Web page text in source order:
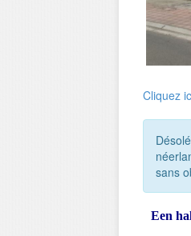
Cliquez
sans
Een